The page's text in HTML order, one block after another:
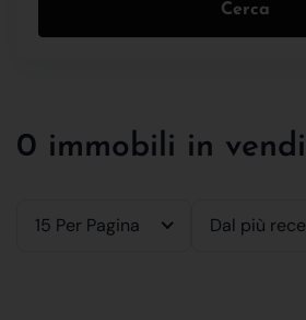
Cerca
0 immobili in
15 Per Pagina Dal più